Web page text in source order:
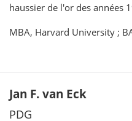
haussier de l'or des années
MBA, Harvard University ;
Jan F. van Eck
PDG